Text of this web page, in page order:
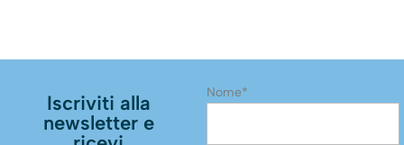
Iscriviti alla
newsletter e
Nome*